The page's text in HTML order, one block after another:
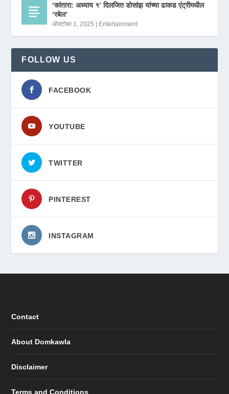
‘कांतारा: अध्याय १’ दिलजित डोसांझ यांच्या ढाकड एंट्रीमधील
‘रबेल’
ऑक्टोबर 1, 2025 | Entertainment
FOLLOW US
FACEBOOK
YOUTUBE
TWITTER
PINTEREST
INSTAGRAM
Contact
About Domkawla
Disclaimer
Terms and Conditions